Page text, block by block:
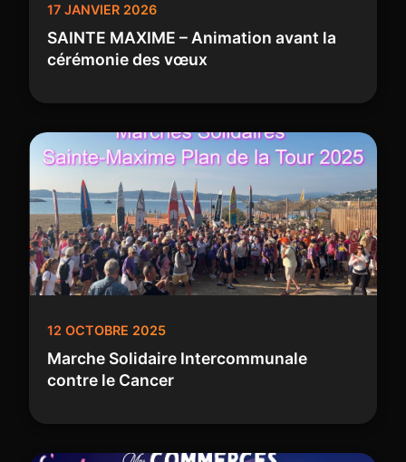
17 JANVIER 2026
SAINTE MAXIME – Animation avant la
cérémonie des vœux
12 OCTOBRE 2025
Marche Solidaire Intercommunale
contre le Cancer